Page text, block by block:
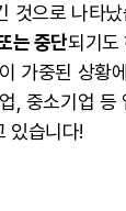
것으로 나타
는 중단되기도
가중된 상황
, 중소기업 등
있습니다!